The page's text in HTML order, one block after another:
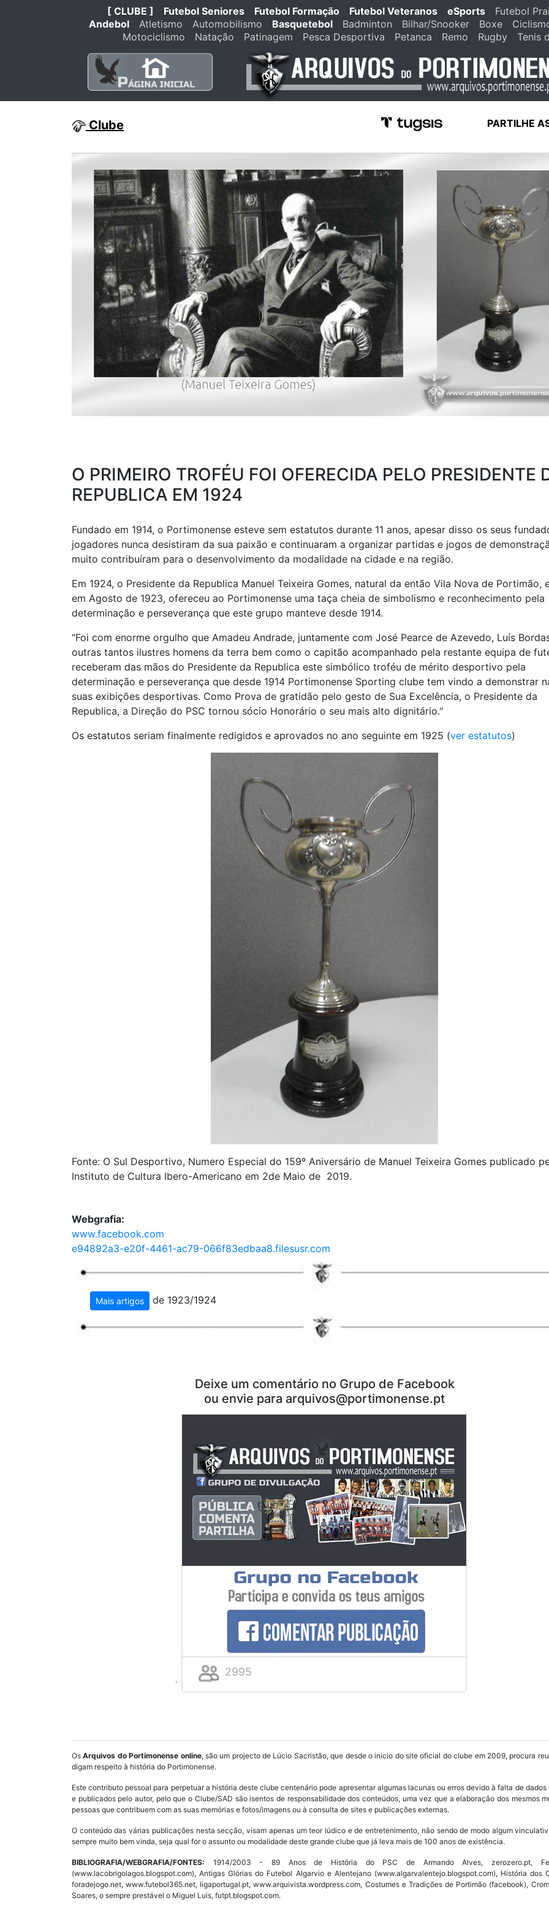
[ CLUBE ] Futebol Seniores Futebol Formação Futebol Veteranos eSports
Futebol
Andebol
Atletismo Automobilismo Basquetebol Badminton Bilhar/Snooker Boxe
Motociclismo
Natação Patinagem Pesca Desportiva Petanca Remo Rugby Tenis
Clube PARTILHE
O PRIMEIRO TROFÉU FOI OFERECIDA PELO PRESIDENTE
REPUBLICA EM 1924
Fundado em 1914, o Portimonense esteve sem estatutos durante 11 anos, apesar disso os seus
jogadores nunca desistiram da sua paixão e continuaram a organizar partidas e jogos de
muito contribuíram para o desenvolvimento da modalidade na cidade e na região.
Em 1924, o Presidente da Republica Manuel Teixeira Gomes, natural da então Vila Nova de Portimão,
em Agosto de 1923, ofereceu ao Portimonense uma taça cheia de simbolismo e reconhecimento pela
determinação e perseverança que este grupo manteve desde 1914.
"Foi com enorme orgulho que Amadeu Andrade, juntamente com José Pearce de Azevedo, Luís
outras tantos ilustres homens da terra bem como o capitão acompanhado pela restante equipa de
receberam das mãos do Presidente da Republica este simbólico troféu de mérito desportivo pela
determinação e perseverança que desde 1914 Portimonense Sporting clube tem vindo a demonstrar
suas exibições desportivas. Como Prova de gratidão pelo gesto de Sua Excelência, o Presidente da
Republica, a Direção do PSC tornou sócio Honorário o seu mais alto dignitário."
Os estatutos seriam finalmente redigidos e aprovados no ano seguinte em 1925 (ver estatutos)
Fonte: O Sul Desportivo, Numero Especial do 159º Aniversário de Manuel Teixeira Gomes publicado
Instituto de Cultura Ibero-Americano em 2de Maio de 2019.
Webgrafia:
www.facebook.com
e94892a3-e20f-4461-ac79-066f83edbaa8.filesusr.com
Mais artigos de 1923/1924
Deixe um comentário no Grupo de Facebook
ou envie para arquivos@portimonense.pt
2995
OsArquivos do Portimonense online, são um projecto de Lúcio Sacristão, que desde o inicio do site oficial do clube em 2009, procura
digam respeito à história do Portimonense.
Este contributo pessoal para perpetuar a história deste clube centenário pode apresentar algumas lacunas ou erros devido à falta de
e publicados pelo autor, pelo que o Clube/SAD são isentos de responsabilidade dos conteúdos, uma vez que a elaboração dos mesmos
pessoas que contribuem com as suas memórias e fotos/imagens ou à consulta de sites e publicações externas.
O conteúdo das várias publicações nesta secção, visam apenas um teor lúdico e de entretenimento, não sendo de modo algum
sempre muito bem vinda, seja qual for o assunto ou modalidade deste grande clube que já leva mais de 100 anos de existência.
BIBLIOGRAFIA/WEBGRAFIA/FONTES: 1914/2003 - 89 Anos de História do PSC de Armando Alves, zerozero.pt,
(www.lacobrigolagos.blogspot.com), Antigas Glórias do Futebol Algarvio e Alentejano (www.algarvalentejo.blogspot.com), História
foradejogo.net, www.futebol365.net, ligaportugal.pt, www.arquivista.wordpress.com, Costumes e Tradições de Portimão (facebook),
Soares, o sempre prestável o Miguel Luis, futpt.blogspot.com.